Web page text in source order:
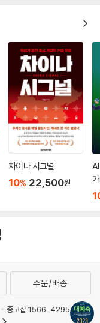
국경제의 상당 부분을
안정적
화할 가능성은 높지 않
기초 체력을 길렀기 때
글로벌 금융위기 때와
안정적이라는 점이 긍정
역시 위기 가능성을 낮
것이다. 2022년 23회
출발하는 원년이다. 앞
정에서 새로운 부와 전
차이나 시그널
10% 22,500원
주문/배송
중고샵 1566-4295